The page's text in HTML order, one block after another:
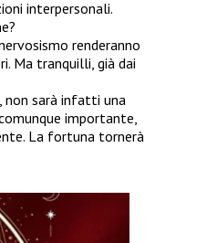
interpersonali.
renderanno
Ma tranquilli, già dai
non sarà infatti una
importante,
La fortuna tornerà